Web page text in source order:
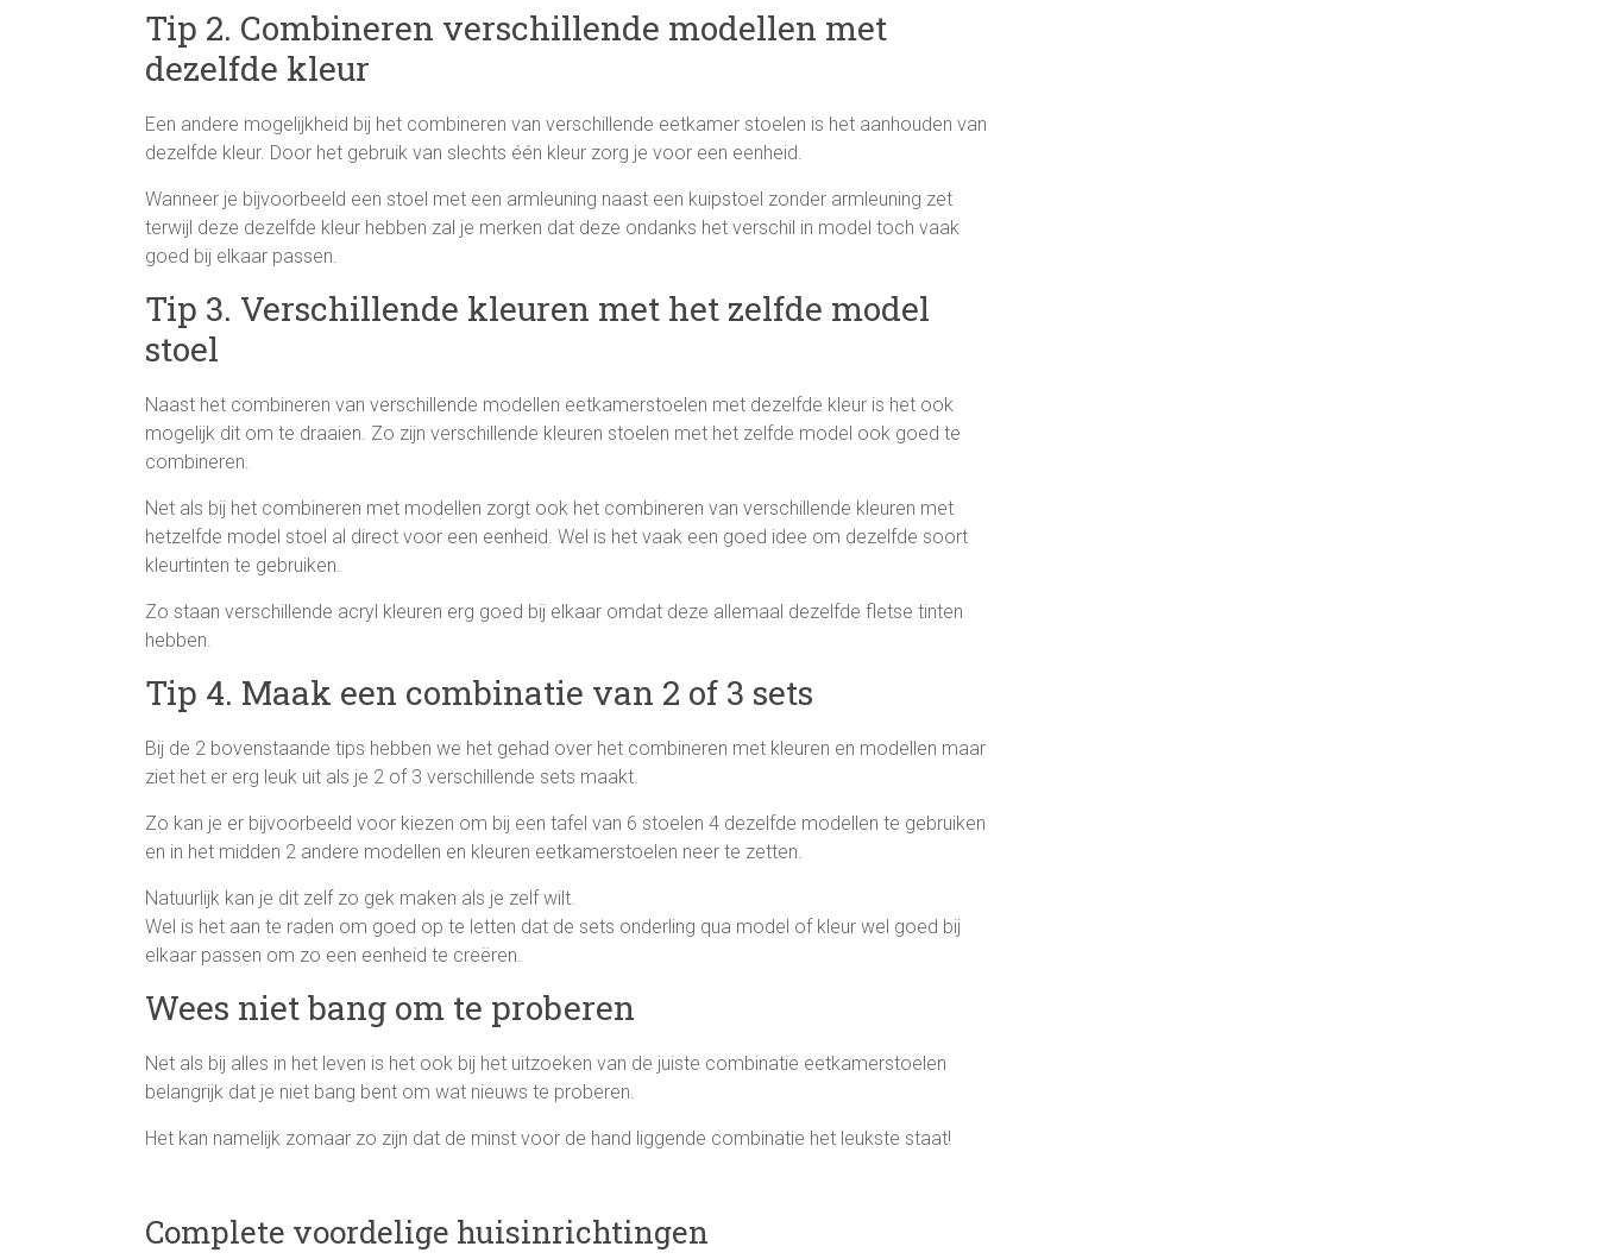
Tip 2. Combineren verschillende modellen met
dezelfde kleur
Een andere mogelijkheid bij het combineren van verschillende eetkamer stoelen is het aanhouden van
dezelfde kleur. Door het gebruik van slechts één kleur zorg je voor een eenheid.
Wanneer je bijvoorbeeld een stoel met een armleuning naast een kuipstoel zonder armleuning zet
terwijl deze dezelfde kleur hebben zal je merken dat deze ondanks het verschil in model toch vaak
goed bij elkaar passen.
Tip 3. Verschillende kleuren met het zelfde model
stoel
Naast het combineren van verschillende modellen eetkamerstoelen met dezelfde kleur is het ook
mogelijk dit om te draaien. Zo zijn verschillende kleuren stoelen met het zelfde model ook goed te
combineren.
Net als bij het combineren met modellen zorgt ook het combineren van verschillende kleuren met
hetzelfde model stoel al direct voor een eenheid. Wel is het vaak een goed idee om dezelfde soort
kleurtinten te gebruiken.
Zo staan verschillende acryl kleuren erg goed bij elkaar omdat deze allemaal dezelfde fletse tinten
hebben.
Tip 4. Maak een combinatie van 2 of 3 sets
Bij de 2 bovenstaande tips hebben we het gehad over het combineren met kleuren en modellen maar
ziet het er erg leuk uit als je 2 of 3 verschillende sets maakt.
Zo kan je er bijvoorbeeld voor kiezen om bij een tafel van 6 stoelen 4 dezelfde modellen te gebruiken
en in het midden 2 andere modellen en kleuren eetkamerstoelen neer te zetten.
Natuurlijk kan je dit zelf zo gek maken als je zelf wilt.
Wel is het aan te raden om goed op te letten dat de sets onderling qua model of kleur wel goed bij
elkaar passen om zo een eenheid te creëren.
Wees niet bang om te proberen
Net als bij alles in het leven is het ook bij het uitzoeken van de juiste combinatie eetkamerstoelen
belangrijk dat je niet bang bent om wat nieuws te proberen.
Het kan namelijk zomaar zo zijn dat de minst voor de hand liggende combinatie het leukste staat!
Complete voordelige huisinrichtingen